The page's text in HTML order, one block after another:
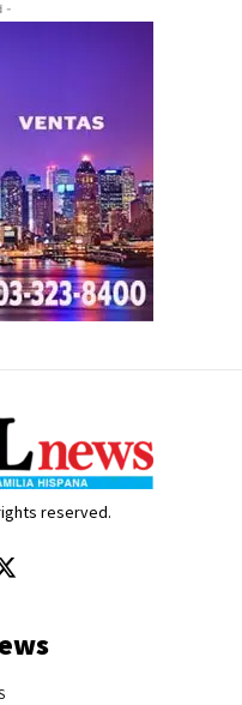
-
reserved.